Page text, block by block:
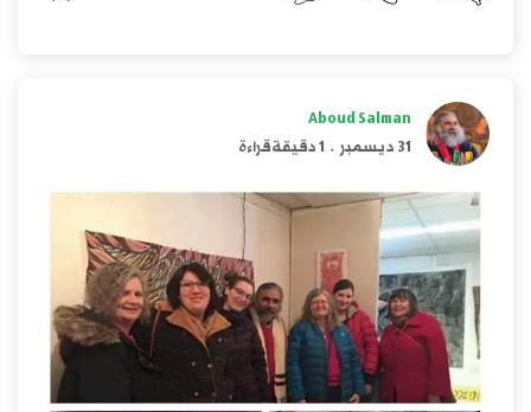
Aboud Salman
31 ديسمبر
. 1 دقيقة قراءة